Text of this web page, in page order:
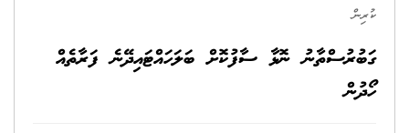
ކުރިން
ގަބުރުސްތާނު ނޮޅާ ސާފުކޮށް ބަލަހައްޓައިދޭނެ ފަރާތެއް
ހޯދުން